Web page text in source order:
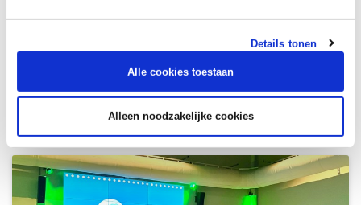
Details tonen
Alle cookies toestaan
Alleen noodzakelijke cookies
zetten. Wij hebben het genoegen je uit te
nodigen voor de vijfde editie van het
Regiocongres, dat plaatsvi...